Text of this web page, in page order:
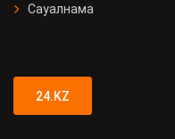
Сауалнама
24.KZ